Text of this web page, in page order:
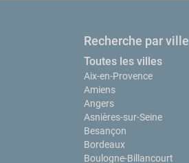
Recherche par ville
Toutes les villes
Aix-en-Provence
Amiens
Angers
Asnières-sur-Seine
Besançon
Bordeaux
Boulogne-Billancourt